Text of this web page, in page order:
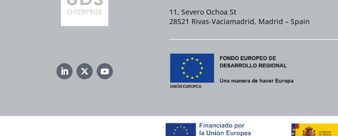
11, Severo Ochoa St
28521 Rivas-Vaciamadrid, Madrid – Spain